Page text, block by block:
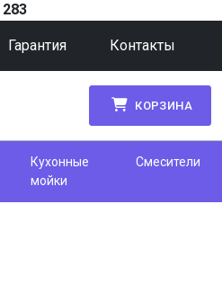
283
Гарантия Контакты
КОРЗИНА
Кухонные
мойки
Смесители